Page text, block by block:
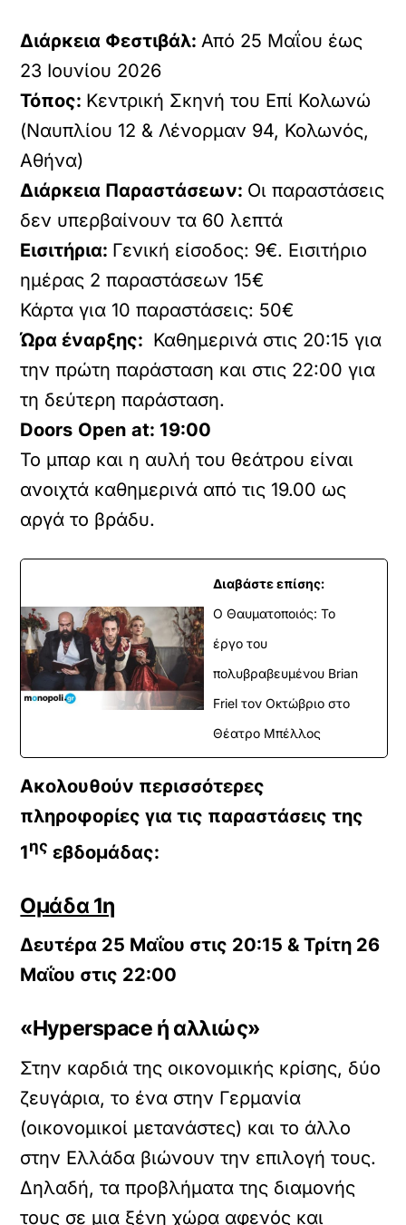
Διάρκεια Φεστιβάλ:Από 25 Μαΐου έως
23 Ιουνίου 2026
Τόπος: Κεντρική Σκηνή του Επί Κολωνώ
(Ναυπλίου 12 & Λένορμαν 94, Κολωνός,
Αθήνα)
Διάρκεια Παραστάσεων: Οι παραστάσεις
δεν υπερβαίνουν τα 60 λεπτά
Εισιτήρια: Γενική είσοδος: 9€. Eισιτήριo
ημέρας 2 παραστάσεων 15€
Κάρτα για 10 παραστάσεις: 50€
Ώρα έναρξης: Καθημερινά στις 20:15 για
την πρώτη παράσταση και στις 22:00 για
τη δεύτερη παράσταση.
Doors Open at: 19:00
Το μπαρ και η αυλή του θεάτρου είναι
ανοιχτά καθημερινά από τις 19.00 ως
αργά το βράδυ.
Διαβάστε επίσης:
Ο Θαυματοποιός: Το
έργο του
πολυβραβευμένου Brian
Friel τον Οκτώβριο στο
Θέατρο Μπέλλος
Ακολουθούν περισσότερες
πληροφορίες για τις παραστάσεις της
1ης εβδομάδας:
Ομάδα 1η
Δευτέρα 25 Μαΐου στις 20:15 & Τρίτη 26
Μαΐου στις 22:00
«Hyperspace ή αλλιώς»
Στην καρδιά της οικονομικής κρίσης, δύο
ζευγάρια, το ένα στην Γερμανία
(οικονομικοί μετανάστες) και το άλλο
στην Ελλάδα βιώνουν την επιλογή τους.
Δηλαδή, τα προβλήματα της διαμονής
τους σε μια ξένη χώρα αφενός και